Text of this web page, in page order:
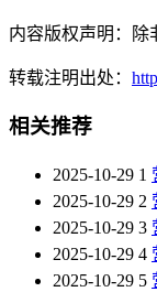
内容版权声明：除
转载注明出处：
相关推荐
2025-10-29 1
2025-10-29 2
2025-10-29 3
2025-10-29 4
2025-10-29 5